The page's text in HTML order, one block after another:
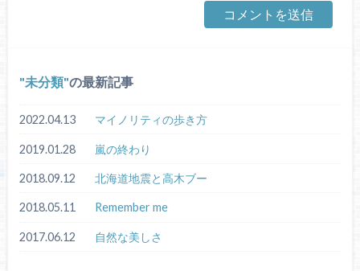
未分類 の最新記事
2022.04.13 マイノリティの歩き方
2019.01.28 嵐の終わり
2018.09.12 北海道地震と高木ブー
2018.05.11 Remember me
2017.06.12 自然な美しさ